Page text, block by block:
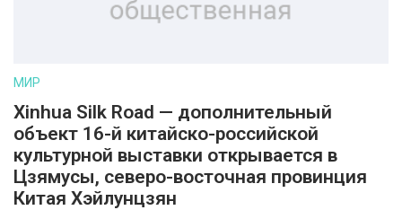
МИР
Xinhua Silk Road — дополнительный
объект 16-й китайско-российской
культурной выставки открывается в
Цзямусы, северо-восточная провинция
Китая Хэйлунцзян